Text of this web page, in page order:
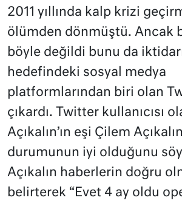
2011 yıllında kalp krizi
ölümden dönmüştü. Ancak
böyle değildi bunu da
hedefindeki sosyal medya
platformlarından biri olan
çıkardı. Twitter kullanıcısı
Açıkalın’ın eşi Çilem
durumunun iyi olduğunu
Açıkalın haberlerin doğru
belirterek “Evet 4 ay oldu